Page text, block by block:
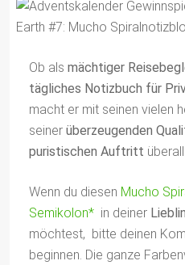
Ob als mächtiger
tägliches Notizbuch für
macht er mit seinen vielen
seiner überzeugenden
puristischen Auftritt
Wenn du diesen Mucho
Semikolon* in deiner
möchtest, bitte deinen
beginnen. Die ganze